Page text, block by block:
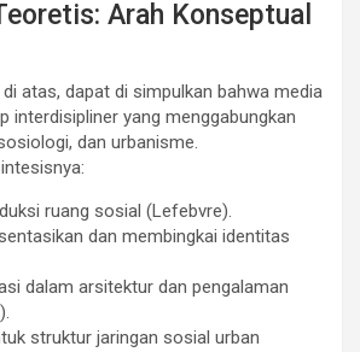
Arah Konseptual
atas, dapat di simpulkan bahwa media
interdisipliner yang menggabungkan
dan urbanisme.
ruang sosial (Lefebvre).
dan membingkai identitas
dalam arsitektur dan pengalaman
struktur jaringan sosial urban